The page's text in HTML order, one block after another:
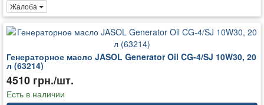
Жалоба
Генераторное масло JASOL Generator Oil CG-4/SJ 10W30, 20
л (63214)
4510 грн./шт.
Есть в наличии